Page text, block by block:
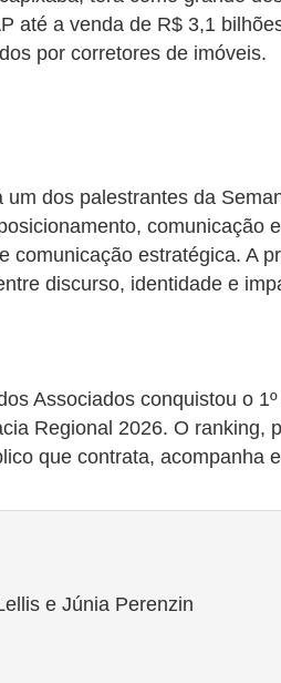
até a venda de R$ 3,1
por corretores de imóveis.
dos palestrantes da
comunicação estratégica. A
discurso, identidade e
Associados conquistou o
Regional 2026. O
que contrata, acompanha